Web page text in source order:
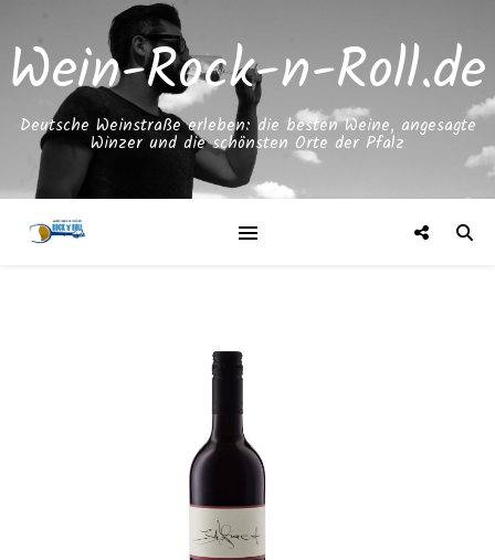
Wein-Rock-n-Roll.de
Deutsche Weinstraße erleben: die besten Weine, angesagte
Winzer und die schönsten Orte der Pfalz